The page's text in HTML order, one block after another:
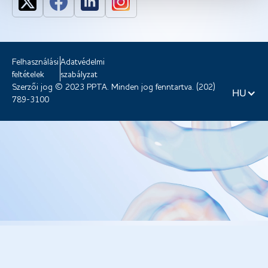
Felhasználási
feltételek
Adatvédelmi
szabályzat
Szerzői jog © 2023 PPTA. Minden jog fenntartva. (202)
789-3100
HU